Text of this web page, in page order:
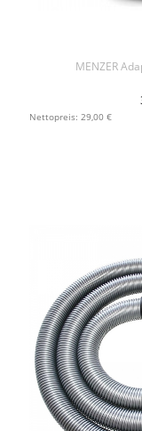
MENZER
+ IN
Nettopreis: 29,00 €